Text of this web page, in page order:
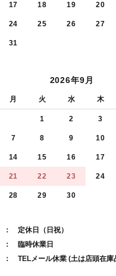
17 18 19 20
24 25 26 27
31
2026年9月
月 火 水 木
1 2 3
7 8 9 10
14 15 16 17
21 22 23 24
28 29 30
： 定休日（日祝）
： 臨時休業日
： TELメール休業 (土は店頭在庫